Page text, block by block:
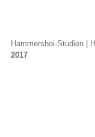
Hammershoi-Studien |
2017